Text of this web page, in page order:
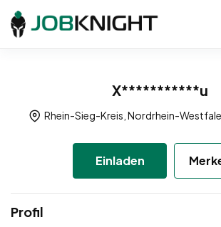
X***********u
Rhein-Sieg-Kreis, Nordrhein-
Einladen
Profil